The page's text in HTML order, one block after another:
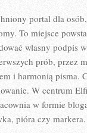
portal dla
To miejsce
własny podpis
prób, przez
i harmonią pisma.
W centrum
w formie
pióra czy